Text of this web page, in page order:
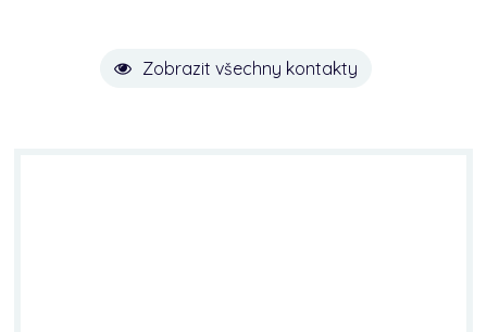
Zobrazit všechny kontakty